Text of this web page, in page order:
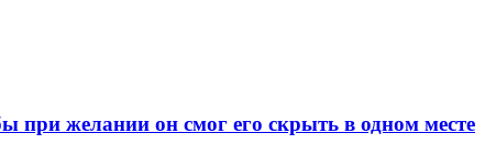
желании он смог его скрыть в одном месте